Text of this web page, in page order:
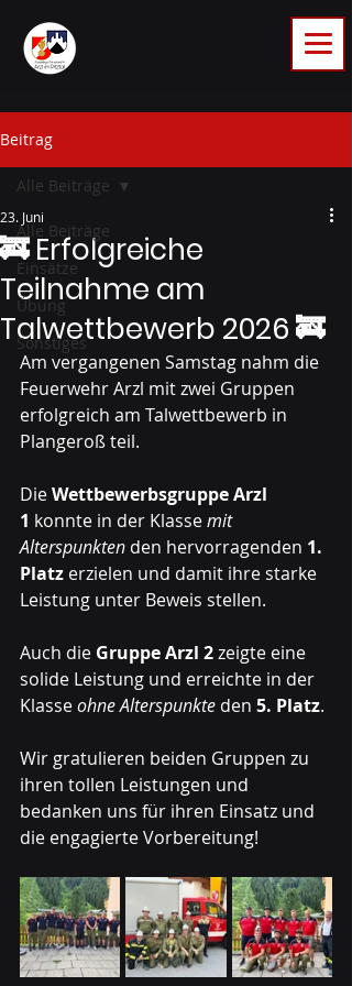
Beitrag
Alle Beiträge
Einsätze
Übung
Sonstiges
Alle Beiträge
🚒 Erfolgreiche
Teilnahme am
Talwettbewerb 2026 🚒
23. Juni
Am vergangenen Samstag nahm die
Feuerwehr Arzl mit zwei Gruppen
erfolgreich am Talwettbewerb in
Plangeroß teil.
Die Wettbewerbsgruppe Arzl
1 konnte in der Klasse mit
Alterspunkten den hervorragenden 1.
Platz erzielen und damit ihre starke
Leistung unter Beweis stellen.
Auch die Gruppe Arzl 2 zeigte eine
solide Leistung und erreichte in der
Klasse ohne Alterspunkte den 5. Platz.
Wir gratulieren beiden Gruppen zu
ihren tollen Leistungen und
bedanken uns für ihren Einsatz und
die engagierte Vorbereitung!